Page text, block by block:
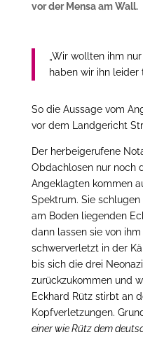
vor der Mensa am Wall.
„Wir wollten ihm
haben wir ihn leider
So die Aussage vom
vor dem Landgericht
Der herbeigerufene
Obdachlosen nur noch
Angeklagten kommen
Spektrum. Sie
am Boden liegenden
dann lassen sie von
schwerverletzt in der
bis sich die drei
zurückzukommen und
Eckhard Rütz stirbt an
Kopfverletzungen.
einer wie Rütz dem